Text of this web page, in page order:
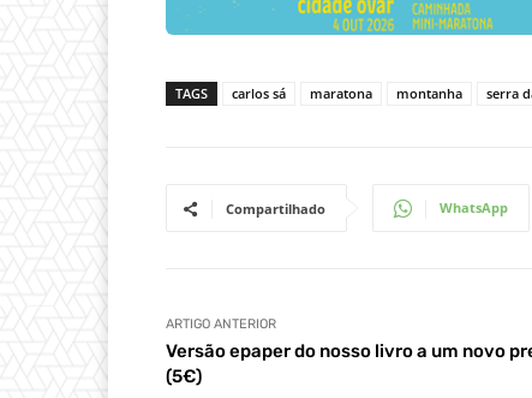
TAGS carlos sá maratona montanha serra
Compartilhado WhatsApp
ARTIGO ANTERIOR
Versão epaper do nosso livro a um novo
(5€)